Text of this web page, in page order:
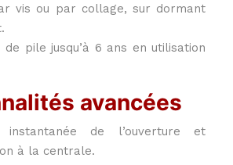
vis ou par collage, sur dormant
de pile jusqu’à 6 ans en utilisation
avancées
instantanée de l’ouverture et
à la centrale.